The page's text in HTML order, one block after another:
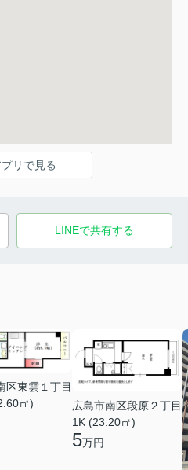
リで見る
LINEで共有する
区東雲１丁目
㎡)
広島市南区段原２丁目
1K (23.20㎡)
5万円